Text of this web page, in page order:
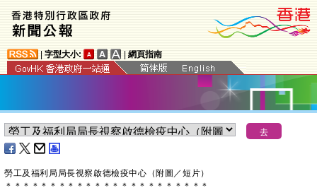
字型大小: 網頁指南
勞工及福利局局長視察啟德檢疫中心（附圖／短片）
＊ ＊ ＊ ＊ ＊ ＊ ＊ ＊ ＊ ＊ ＊ ＊ ＊ ＊ ＊ ＊ ＊ ＊ ＊ ＊ ＊ ＊ ＊